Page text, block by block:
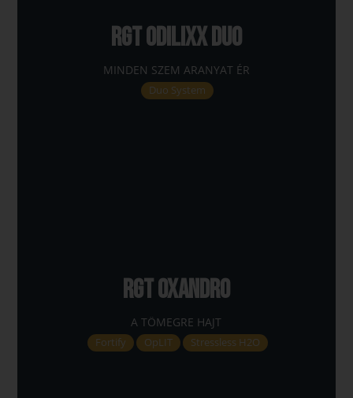
RGT ODILIXX DUO
MINDEN SZEM ARANYAT ÉR
Duo System
RGT OXANDRO
A TÖMEGRE HAJT
Fortify OpLIT Stressless H2O